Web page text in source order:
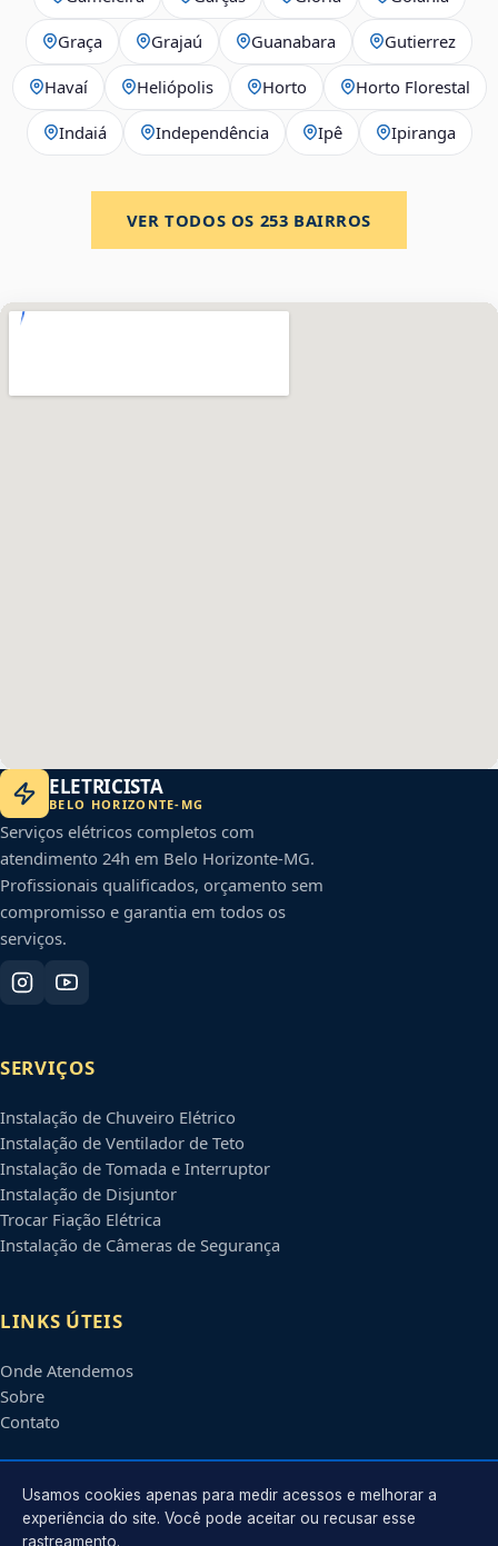
Graça Grajaú Guanabara Gutierrez
Havaí Heliópolis Horto Horto Florestal
Indaiá Independência Ipê Ipiranga
VER TODOS OS 253 BAIRROS
ELETRICISTA
BELO HORIZONTE- MG
Serviços elétricos completos com
atendimento 24h em Belo Horizonte-MG.
Profissionais qualificados, orçamento sem
compromisso e garantia em todos os
serviços.
SERVIÇOS
Instalação de Chuveiro Elétrico
Instalação de Ventilador de Teto
Instalação de Tomada e Interruptor
Instalação de Disjuntor
Trocar Fiação Elétrica
Instalação de Câmeras de Segurança
LINKS ÚTEIS
Onde Atendemos
Sobre
Contato
CONTATO
Usamos cookies apenas para medir acessos e melhorar a
experiência do site. Você pode aceitar ou recusar esse
rastreamento.